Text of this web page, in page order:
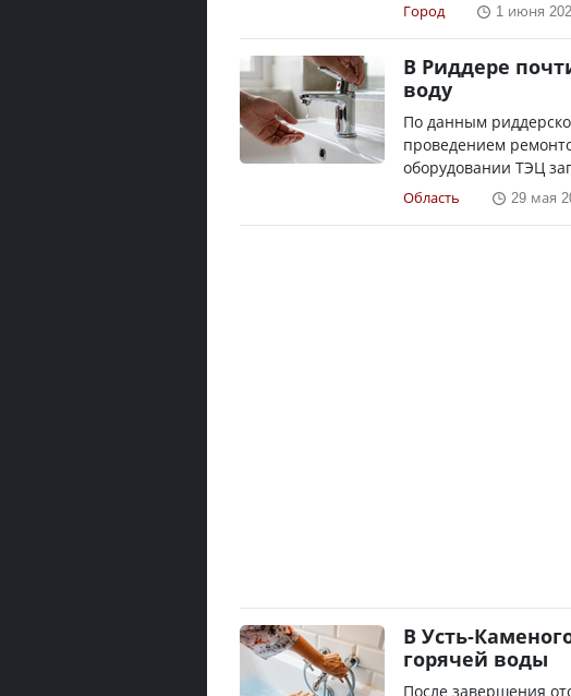
Город 1 июня
В Риддере
воду
По данным
проведением
оборудовании ТЭЦ
Область 29 мая
В Усть-
горячей воды
После завершения